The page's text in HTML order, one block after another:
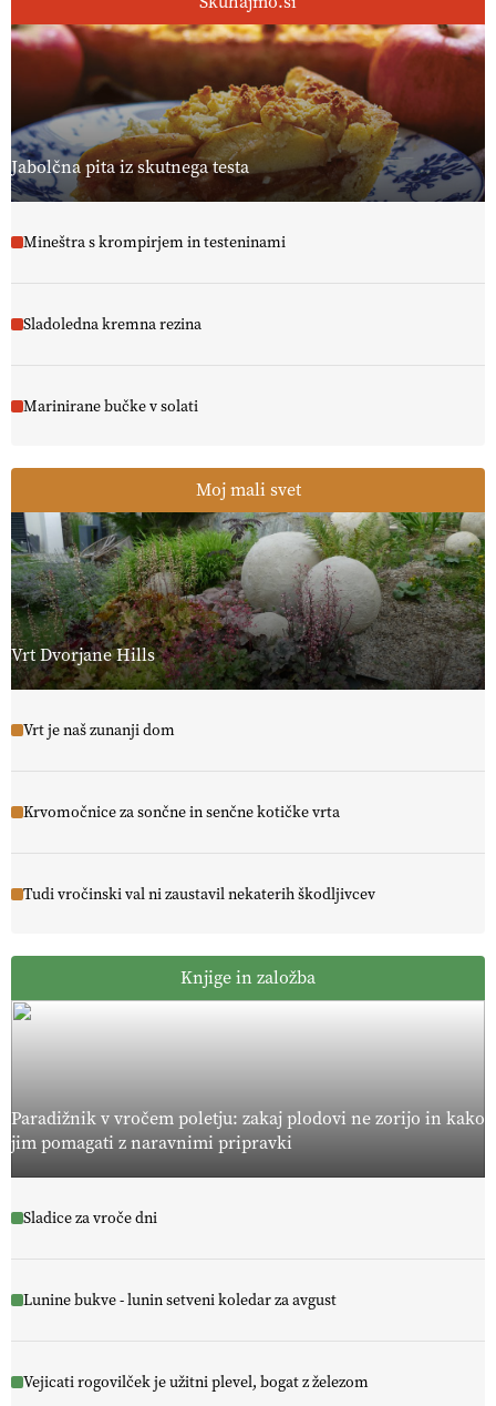
Jabolčna pita iz skutnega testa
Mineštra s krompirjem in testeninami
Sladoledna kremna rezina
Marinirane bučke v solati
Moj mali svet
Vrt Dvorjane Hills
Vrt je naš zunanji dom
Krvomočnice za sončne in senčne kotičke vrta
Tudi vročinski val ni zaustavil nekaterih škodljivcev
Knjige in založba
Paradižnik v vročem poletju: zakaj plodovi ne zorijo in kako
jim pomagati z naravnimi pripravki
Sladice za vroče dni
Lunine bukve - lunin setveni koledar za avgust
Vejicati rogovilček je užitni plevel, bogat z železom